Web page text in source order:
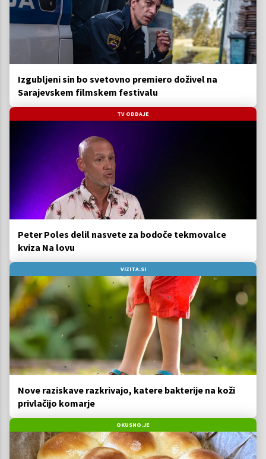
Izgubljeni sin bo svetovno premiero doživel na
Sarajevskem filmskem festivalu
TV ODDAJE
Peter Poles delil nasvete za bodoče tekmovalce
kviza Na lovu
VIZITA.SI
Nove raziskave razkrivajo, katere bakterije na koži
privlačijo komarje
OKUSNO.JE